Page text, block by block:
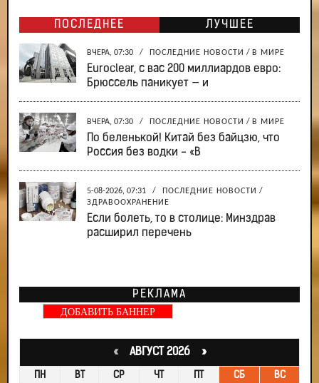
ПОСЛЕДНЕЕ ЛУЧШЕЕ
ВЧЕРА, 07:30 / ПОСЛЕДНИЕ НОВОСТИ / В МИРЕ
Euroclear, с вас 200 миллиардов евро:
Брюссель паникует — и
ВЧЕРА, 07:30 / ПОСЛЕДНИЕ НОВОСТИ / В МИРЕ
По беленькой! Китай без байцзю, что
Россия без водки - «В
5-08-2026, 07:31 / ПОСЛЕДНИЕ НОВОСТИ /
ЗДРАВООХРАНЕНИЕ
Если болеть, то в столице: Минздрав
расширил перечень
РЕКЛАМА
ДОБАВИТЬ БАННЕР
«АВГУСТ 2026 »
ПН ВТ СР ЧТ ПТ СБ ВС